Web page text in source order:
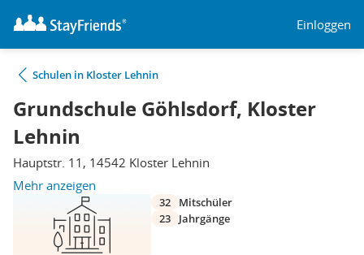
Einloggen
Schulen in Kloster Lehnin
Grundschule Göhlsdorf, Kloster
Lehnin
Hauptstr. 11, 14542 Kloster Lehnin
Mehr anzeigen
32
Mitschüler
23
Jahrgänge